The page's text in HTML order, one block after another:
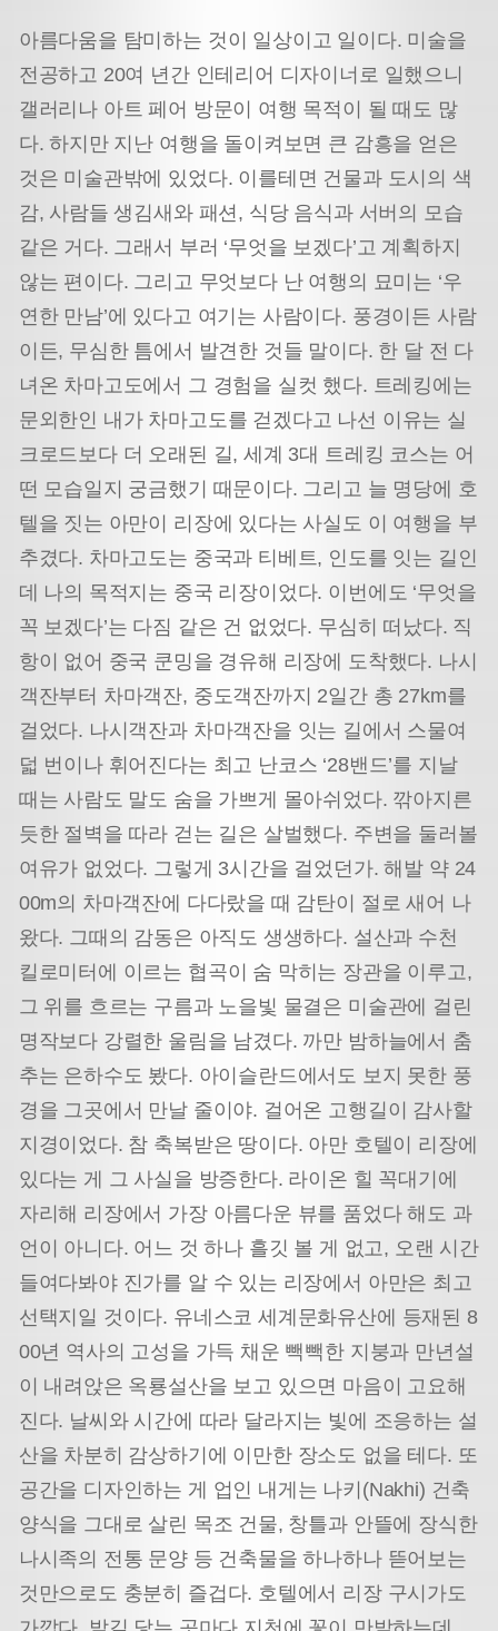
아름다움을 탐미하는 것이 일상이고 일이다. 미술을
전공하고 20여 년간 인테리어 디자이너로 일했으니
갤러리나 아트 페어 방문이 여행 목적이 될 때도 많
다. 하지만 지난 여행을 돌이켜보면 큰 감흥을 얻은
것은 미술관밖에 있었다. 이를테면 건물과 도시의 색
감, 사람들 생김새와 패션, 식당 음식과 서버의 모습
같은 거다. 그래서 부러 ‘무엇을 보겠다’고 계획하지
않는 편이다. 그리고 무엇보다 난 여행의 묘미는 ‘우
연한 만남’에 있다고 여기는 사람이다. 풍경이든 사람
이든, 무심한 틈에서 발견한 것들 말이다. 한 달 전 다
녀온 차마고도에서 그 경험을 실컷 했다. 트레킹에는
문외한인 내가 차마고도를 걷겠다고 나선 이유는 실
크로드보다 더 오래된 길, 세계 3대 트레킹 코스는 어
떤 모습일지 궁금했기 때문이다. 그리고 늘 명당에 호
텔을 짓는 아만이 리장에 있다는 사실도 이 여행을 부
추겼다. 차마고도는 중국과 티베트, 인도를 잇는 길인
데 나의 목적지는 중국 리장이었다. 이번에도 ‘무엇을
꼭 보겠다’는 다짐 같은 건 없었다. 무심히 떠났다. 직
항이 없어 중국 쿤밍을 경유해 리장에 도착했다. 나시
객잔부터 차마객잔, 중도객잔까지 2일간 총 27km를
걸었다. 나시객잔과 차마객잔을 잇는 길에서 스물여
덟 번이나 휘어진다는 최고 난코스 ‘28밴드’를 지날
때는 사람도 말도 숨을 가쁘게 몰아쉬었다. 깎아지른
듯한 절벽을 따라 걷는 길은 살벌했다. 주변을 둘러볼
여유가 없었다. 그렇게 3시간을 걸었던가. 해발 약 24
00m의 차마객잔에 다다랐을 때 감탄이 절로 새어 나
왔다. 그때의 감동은 아직도 생생하다. 설산과 수천
킬로미터에 이르는 협곡이 숨 막히는 장관을 이루고,
그 위를 흐르는 구름과 노을빛 물결은 미술관에 걸린
명작보다 강렬한 울림을 남겼다. 까만 밤하늘에서 춤
추는 은하수도 봤다. 아이슬란드에서도 보지 못한 풍
경을 그곳에서 만날 줄이야. 걸어온 고행길이 감사할
지경이었다. 참 축복받은 땅이다. 아만 호텔이 리장에
있다는 게 그 사실을 방증한다. 라이온 힐 꼭대기에
자리해 리장에서 가장 아름다운 뷰를 품었다 해도 과
언이 아니다. 어느 것 하나 흘깃 볼 게 없고, 오랜 시간
들여다봐야 진가를 알 수 있는 리장에서 아만은 최고
선택지일 것이다. 유네스코 세계문화유산에 등재된 8
00년 역사의 고성을 가득 채운 빽빽한 지붕과 만년설
이 내려앉은 옥룡설산을 보고 있으면 마음이 고요해
진다. 날씨와 시간에 따라 달라지는 빛에 조응하는 설
산을 차분히 감상하기에 이만한 장소도 없을 테다. 또
공간을 디자인하는 게 업인 내게는 나키(Nakhi) 건축
양식을 그대로 살린 목조 건물, 창틀과 안뜰에 장식한
나시족의 전통 문양 등 건축물을 하나하나 뜯어보는
것만으로도 충분히 즐겁다. 호텔에서 리장 구시가도